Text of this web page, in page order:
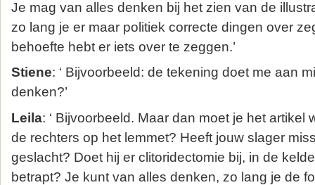
Je mag van alles denken bij het zien van de
zo lang je er maar politiek correcte dingen over
behoefte hebt er iets over te zeggen.’
Stiene: ‘ Bijvoorbeeld: de tekening doet me aan
denken?’
Leila: ‘ Bijvoorbeeld. Maar dan moet je het artikel
de rechters op het lemmet? Heeft jouw slager
geslacht? Doet hij er clitoridectomie bij, in de
betrapt? Je kunt van alles denken, zo lang je de